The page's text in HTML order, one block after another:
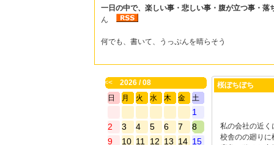
一日の中で、楽しい事・悲しい事・腹が立つ事・落
ん
何でも、書いて、うっぷんを晴らそう
<<
2026 / 08
日
月 火 水 木 金 土
1
2
3 4 5 6 7
8
9
10 11 12 13 14 15
桜ぼちぼち
私の会社の近く
校舎のの廻りに